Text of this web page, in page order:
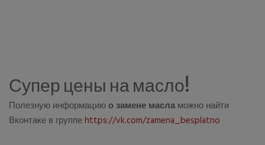
Супер цены на масло!
Полезную информациюо замене масламожно найти
Вконтаке в группеhttps://vk.com/zamena_besplatno